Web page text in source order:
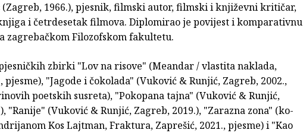
(Zagreb, 1966.), pjesnik, filmski autor, filmski i književni kritičar,
i četrdesetak filmova. Diplomirao je povijest i komparativnu
zagrebačkom Filozofskom fakultetu.
zbirki "Lov na risove" (Meandar / vlastita naklada,
pjesme), "Jagode i čokolada" (Vuković & Runjić, Zagreb, 2002.,
poetskih susreta), "Pokopana tajna" (Vuković & Runjić,
"Ranije" (Vuković & Runjić, Zagreb, 2019.), "Zarazna zona" (ko-
Kos Lajtman, Fraktura, Zaprešić, 2021., pjesme) i "Kao